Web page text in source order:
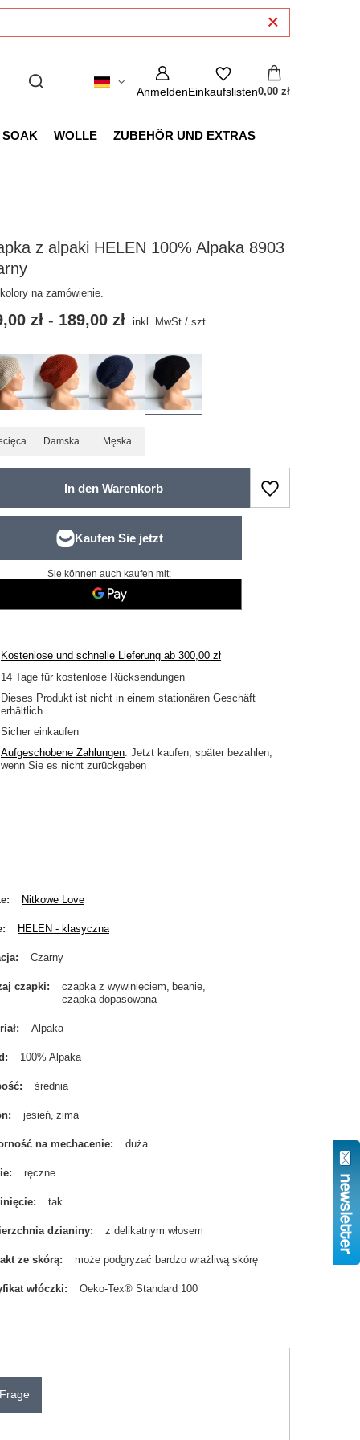
AnmeldenEinkaufslisten0,00 zł
SOAK WOLLE ZUBEHÖR UND EXTRAS
z alpaki HELEN 100% Alpaka 8903
na zamówienie.
Damska Męska
zł - 189,00 zł inkl. MwSt /szt.
In den Warenkorb
Sie können auch kaufen mit:
Kostenlose und schnelle Lieferung ab300,00 zł
14 Tage für kostenlose Rücksendungen
Dieses Produkt ist nicht in einem stationären Geschäft
erhältlich
Sicher einkaufen
Aufgeschobene Zahlungen. Jetzt kaufen, später bezahlen,
wenn Sie es nicht zurückgeben
Nitkowe Love
HELEN - klasyczna
Czarny
czapki czapka z wywinięciem
beanie
czapka dopasowana
Alpaka
100% Alpaka
średnia
jesień zima
na mechacenie duża
ręczne
tak
dzianiny z delikatnym włosem
ze skórą może podgryzać bardzo wrażliwą skórę
włóczki Oeko-Tex® Standard 100